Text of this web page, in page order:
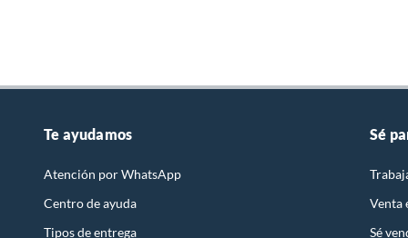
Te ayudamos
Atención por WhatsApp
Centro de ayuda
Tipos de entrega
Sé
Venta
Sé